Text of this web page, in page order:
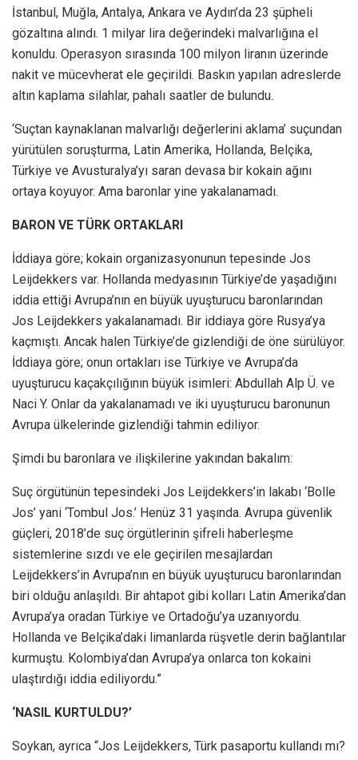
İstanbul, Muğla, Antalya, Ankara ve Aydın’da 23 şüpheli
gözaltına alındı. 1 milyar lira değerindeki malvarlığına el
konuldu. Operasyon sırasında 100 milyon liranın üzerinde
nakit ve mücevherat ele geçirildi. Baskın yapılan adreslerde
altın kaplama silahlar, pahalı saatler de bulundu.
‘Suçtan kaynaklanan malvarlığı değerlerini aklama’ suçundan
yürütülen soruşturma, Latin Amerika, Hollanda, Belçika,
Türkiye ve Avusturalya’yı saran devasa bir kokain ağını
ortaya koyuyor. Ama baronlar yine yakalanamadı.
BARON VE TÜRK ORTAKLARI
İddiaya göre; kokain organizasyonunun tepesinde Jos
Leijdekkers var. Hollanda medyasının Türkiye’de yaşadığını
iddia ettiği Avrupa’nın en büyük uyuşturucu baronlarından
Jos Leijdekkers yakalanamadı. Bir iddiaya göre Rusya’ya
kaçmıştı. Ancak halen Türkiye’de gizlendiği de öne sürülüyor.
İddiaya göre; onun ortakları ise Türkiye ve Avrupa’da
uyuşturucu kaçakçılığının büyük isimleri: Abdullah Alp Ü. ve
Naci Y. Onlar da yakalanamadı ve iki uyuşturucu baronunun
Avrupa ülkelerinde gizlendiği tahmin ediliyor.
Şimdi bu baronlara ve ilişkilerine yakından bakalım:
Suç örgütünün tepesindeki Jos Leijdekkers’in lakabı ‘Bolle
Jos’ yani ‘Tombul Jos.’ Henüz 31 yaşında. Avrupa güvenlik
güçleri, 2018’de suç örgütlerinin şifreli haberleşme
sistemlerine sızdı ve ele geçirilen mesajlardan
Leijdekkers’in Avrupa’nın en büyük uyuşturucu baronlarından
biri olduğu anlaşıldı. Bir ahtapot gibi kolları Latin Amerika’dan
Avrupa’ya oradan Türkiye ve Ortadoğu’ya uzanıyordu.
Hollanda ve Belçika’daki limanlarda rüşvetle derin bağlantılar
kurmuştu. Kolombiya’dan Avrupa’ya onlarca ton kokaini
ulaştırdığı iddia ediliyordu.”
‘NASIL KURTULDU?’
Soykan, ayrıca “Jos Leijdekkers, Türk pasaportu kullandı mı?